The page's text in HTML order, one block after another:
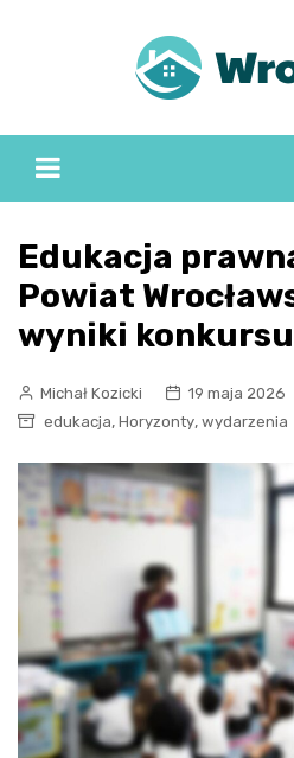
Edukacja
Powiat
wyniki
Michał Kozicki
19 maja 2026
edukacja, Horyzonty, wydarzenia